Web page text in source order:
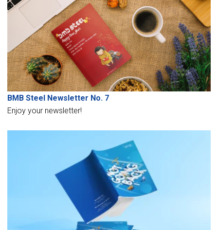
BMB Steel Newsletter No. 7
Enjoy your newsletter!